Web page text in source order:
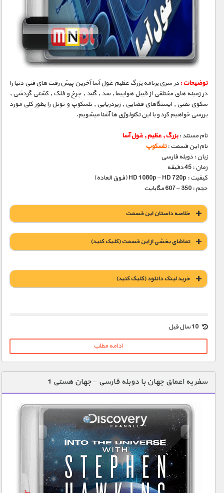
توضیحات : در سری برنامه بزرگ عظیم غول آسا آخرین پیش رفت های فنی دنیا را
در زمینه های مختلفی از قبیل هواپیما , سد , گنبد , چرخ و فلک , کشتی گردشی ,
سکوی نفتی , ایستگاهای فضایی , زیردریایی , تلسکوپ و تونل را بطور کلی مورد
بررسی خواهیم کرد و با این تکنولوژی ها آشنا میشویم.
نام مستند :بزرگ , عظیم , غول آسا
نام این قسمت :تلسکوپ
زبان : دوبله فارسی
زمان : 45 دقیقه
کیفیت : HD 1080p – HD 720p (فوق العاده)
حجم : 350 – 607 مگابایت
خلاصه داستان این قسمت
تماشای بخشی از این قسمت (کلیک کنید)
خريد لينک دانلود (کليک کنيد)
1900 تومان – خريد لينک دانلود (افزودن به سبد خريد)
ادامه مطلب
سفر به اعماق جهان با دوبله فارسی – جهان هستی 1